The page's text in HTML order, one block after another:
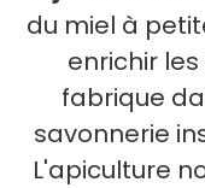
du miel à
enrichir
fabrique
savonnerie
L'apiculture